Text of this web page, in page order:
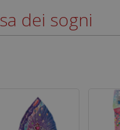
dei sogni